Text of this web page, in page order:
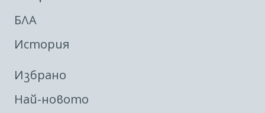
БЛА
История
Избрано
Най-новото